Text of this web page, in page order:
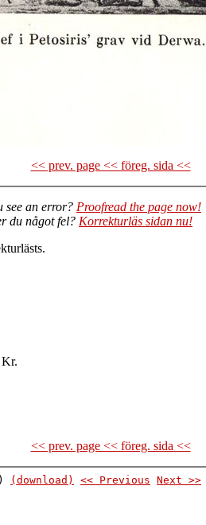
<< prev. page << föreg. sida <<
see an error? Proofread the page now!
du något fel? Korrekturläs sidan nu!
<< prev. page << föreg. sida <<
(download) << Previous Next >>